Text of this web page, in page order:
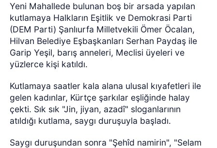
Yeni Mahallede bulunan boş bir arsada yapılan
kutlamaya Halkların Eşitlik ve Demokrasi Parti
(DEM Parti) Şanlıurfa Milletvekili Ömer Öcalan,
Hilvan Belediye Eşbaşkanları Serhan Paydaş ile
Garip Yeşil, barış anneleri, Meclisi üyeleri ve
yüzlerce kişi katıldı.
Kutlamaya saatler kala alana ulusal kıyafetleri ile
gelen kadınlar, Kürtçe şarkılar eşliğinde halay
çekti. Sık sık "Jin, jiyan, azadî" sloganlarının
atıldığı kutlama, saygı duruşuyla başladı.
Saygı duruşundan sonra "Şehîd namirin", "Selam